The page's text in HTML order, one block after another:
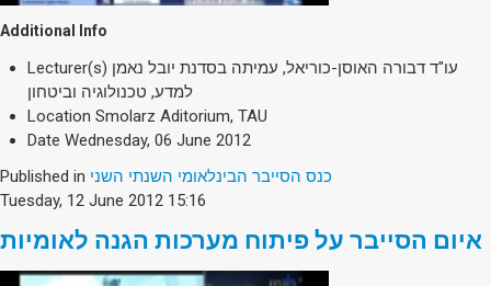
Additional Info
Lecturer(s) עו"ד דבורה האוסן-כוריאל, עמיתה בסדנת יובל נאמן
למדע, טכנולוגיה וביטחון
Location Smolarz Aditorium, TAU
Date Wednesday, 06 June 2012
Published in כנס הסייבר הבינלאומי השנתי השני
Tuesday, 12 June 2012 15:16
איום הסייבר על פיתוח מערכות הגנה לאומיות